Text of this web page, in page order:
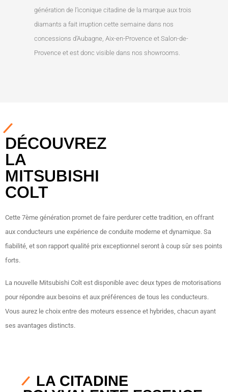
génération de l’iconique citadine de la marque aux trois
diamants a fait irruption cette semaine dans nos
concessions d’Aubagne, Aix-en-Provence et Salon-de-
Provence et est donc visible dans nos showrooms.
DÉCOUVREZ
LA
MITSUBISHI
COLT
Cette 7ème génération promet de faire perdurer cette tradition, en offrant
aux conducteurs une expérience de conduite moderne et dynamique. Sa
fiabilité, et son rapport qualité prix exceptionnel seront à coup sûr ses points
forts.
La nouvelle Mitsubishi Colt est disponible avec deux types de motorisations
pour répondre aux besoins et aux préférences de tous les conducteurs.
Vous aurez le choix entre des moteurs essence et hybrides, chacun ayant
ses avantages distincts.
LA CITADINE